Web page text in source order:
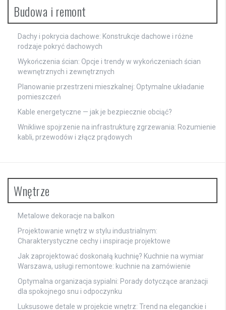
Budowa i remont
Dachy i pokrycia dachowe: Konstrukcje dachowe i różne
rodzaje pokryć dachowych
Wykończenia ścian: Opcje i trendy w wykończeniach ścian
wewnętrznych i zewnętrznych
Planowanie przestrzeni mieszkalnej: Optymalne układanie
pomieszczeń
Kable energetyczne — jak je bezpiecznie obciąć?
Wnikliwe spojrzenie na infrastrukturę zgrzewania: Rozumienie
kabli, przewodów i złącz prądowych
Wnętrze
Metalowe dekoracje na balkon
Projektowanie wnętrz w stylu industrialnym:
Charakterystyczne cechy i inspiracje projektowe
Jak zaprojektować doskonałą kuchnię? Kuchnie na wymiar
Warszawa, usługi remontowe: kuchnie na zamówienie
Optymalna organizacja sypialni: Porady dotyczące aranżacji
dla spokojnego snu i odpoczynku
Luksusowe detale w projekcie wnętrz: Trend na eleganckie i